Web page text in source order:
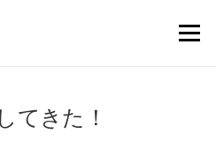
Menu
てきた！